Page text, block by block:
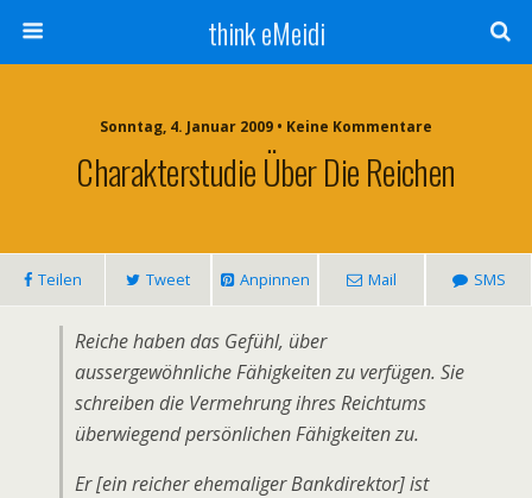
think eMeidi
Sonntag, 4. Januar 2009 • Keine Kommentare
Charakterstudie Über Die Reichen
Teilen Tweet Anpinnen Mail SMS
Reiche haben das Gefühl, über
aussergewöhnliche Fähigkeiten zu verfügen. Sie
schreiben die Vermehrung ihres Reichtums
überwiegend persönlichen Fähigkeiten zu.
Er [ein reicher ehemaliger Bankdirektor] ist